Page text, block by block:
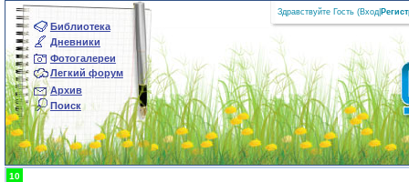
Библиотека
Дневники
Фотогалереи
Легкий форум
Архив
Поиск
Здравствуйте Гость (Вход
10